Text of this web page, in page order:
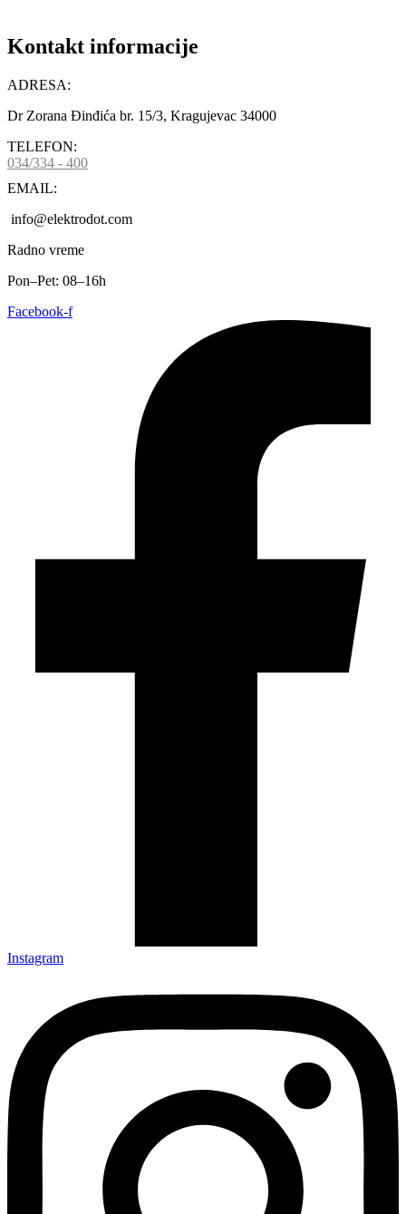
Kontakt informacije
ADRESA:
Dr Zorana Đinđića br. 15/3, Kragujevac 34000
TELEFON:
034/334 - 400
EMAIL:
info@elektrodot.com
Radno vreme
Pon–Pet: 08–16h
Facebook-f
Instagram